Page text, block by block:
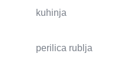
kuhinja
perilica rublja